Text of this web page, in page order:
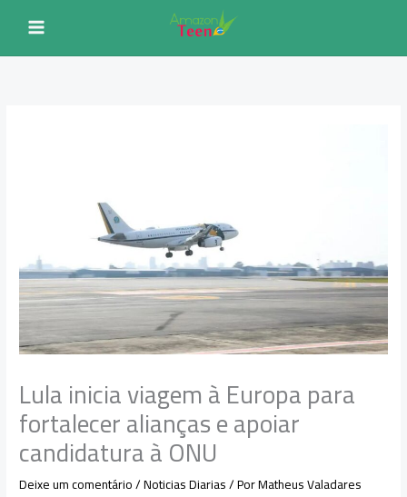
conteúdo
Lula inicia viagem à Europa para
fortalecer alianças e apoiar
candidatura à ONU
Deixe um comentário/Noticias Diarias/ PorMatheus Valadares